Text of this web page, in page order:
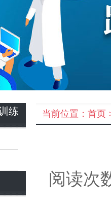
练 当前位置： 首页
阅读次